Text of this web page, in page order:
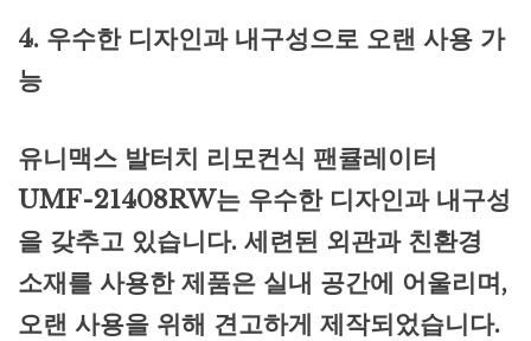
4. 우수한 디자인과 내구성으로 오랜 사용 가
능
유니맥스 발터치 리모컨식 팬큘레이터
UMF-21408RW는 우수한 디자인과 내구성
을 갖추고 있습니다. 세련된 외관과 친환경
소재를 사용한 제품은 실내 공간에 어울리며,
오랜 사용을 위해 견고하게 제작되었습니다.